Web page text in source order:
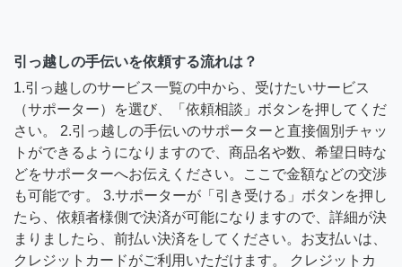
引っ越しの手伝いを依頼する流れは？
1.引っ越しのサービス一覧の中から、受けたいサービス
（サポーター）を選び、「依頼相談」ボタンを押してくだ
さい。 2.引っ越しの手伝いのサポーターと直接個別チャッ
トができるようになりますので、商品名や数、希望日時な
どをサポーターへお伝えください。ここで金額などの交渉
も可能です。 3.サポーターが「引き受ける」ボタンを押し
たら、依頼者様側で決済が可能になりますので、詳細が決
まりましたら、前払い決済をしてください。お支払いは、
クレジットカードがご利用いただけます。 クレジットカ